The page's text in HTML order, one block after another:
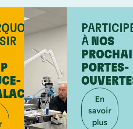
À NOS
PORTES-
En
savoir
plus